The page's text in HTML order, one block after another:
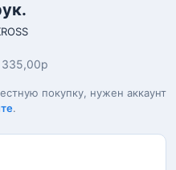
335,00р
покупку, нужен аккаунт
.